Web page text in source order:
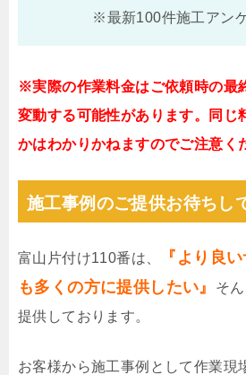
※最新100件施工アン
※実際の作業料金はご依頼時の最
変動する可能性があります。同じ
かはわかりかねますのでご注意く
施工事例のご提供お待ちし
富山片付け110番は、
『より良
も多くの方に提供したい』
そ
提供しております。
お客様から施工事例として作業現